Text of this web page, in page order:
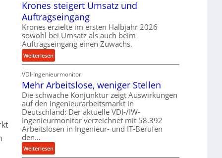
s
s
i
e
b
u
n
d
H
y
d
r
a
u
l
i
k
i
ä
i
s
e
u
n
a
n
g
l
e
i
g
Krones steigert Umsatz und
Auftragseingang
Krones erzielte im ersten Halbjahr 2026
sowohl bei Umsatz als auch beim
Auftragseingang einen Zuwachs.
Weiterlesen:
K
r
o
n
e
s
s
t
i
VDI-Ingenieurmonitor
Mehr Arbeitslose, weniger Stellen
Die schwache Konjunktur zeigt Auswirkungen
auf den Ingenieurarbeitsmarkt in
Deutschland: Der aktuelle VDI-/IW-
Ingenieurmonitor verzeichnet mit 58.392
Arbeitslosen in Ingenieur- und IT-Berufen
den…
Weiterlesen: